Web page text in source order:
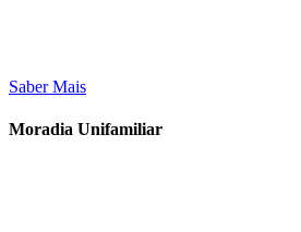
Saber Mais
Moradia Unifamiliar